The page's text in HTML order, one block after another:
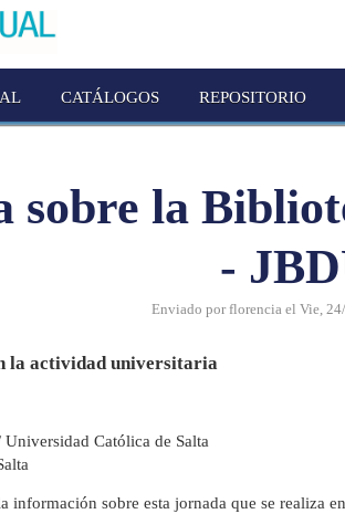
CATÁLOGOS REPOSITORIO
sobre la
-
Enviado porflorencia el Vie,
la actividad universitaria
Católica de Salta
información sobre esta jornada que se realiza